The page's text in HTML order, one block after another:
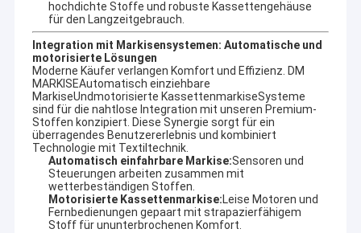
hochdichte Stoffe und robuste Kassettengehäuse
für den Langzeitgebrauch.
Integration mit Markisensystemen: Automatische und
motorisierte Lösungen
Moderne Käufer verlangen Komfort und Effizienz. DM
MARKISEAutomatisch einziehbare
MarkiseUndmotorisierte KassettenmarkiseSysteme
sind für die nahtlose Integration mit unseren Premium-
Stoffen konzipiert. Diese Synergie sorgt für ein
überragendes Benutzererlebnis und kombiniert
Technologie mit Textiltechnik.
Automatisch einfahrbare Markise:Sensoren und
Steuerungen arbeiten zusammen mit
wetterbeständigen Stoffen.
Motorisierte Kassettenmarkise:Leise Motoren und
Fernbedienungen gepaart mit strapazierfähigem
Stoff für ununterbrochenen Komfort.
Vorteil:
Soundmanagementsystem, innovativer Geist
und Teamarbeit.
5 strenge Qualitätsprüfungen
6 Großhandelspreisliste und pünktliche
Lieferung garantiert
7 Sicherheitsverpackungen
8 in gutem Glauben
Weitere Fotos und Projektinformationen finden Sie auf unserer
Website www.dmsunshade.com.